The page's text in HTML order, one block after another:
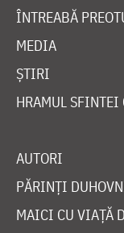
ÎNTREABĂ
MEDIA
ȘTIRI
HRAMUL SFINTEI
AUTORI
PĂRINȚI
MAICI CU VIAȚĂ